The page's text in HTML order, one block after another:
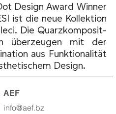
Design Award Winner
ist die neue Kollektion
Die Quarzkomposit-
überzeugen mit der
aus Funktionalität
Design.
AEF
info@aef.bz